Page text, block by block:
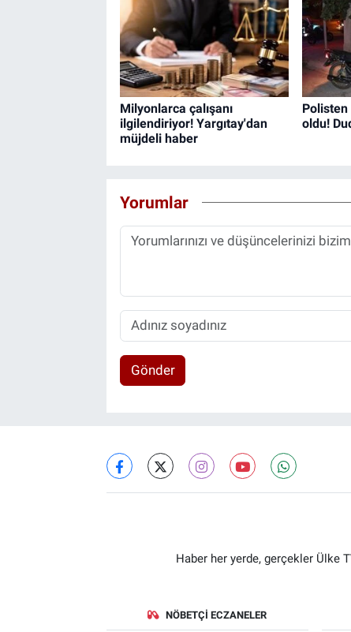
Milyonlarca çalışanı
ilgilendiriyor! Yargıtay'dan
müjdeli haber
Polisten
oldu!
Yorumlar
Gönder
Haber her yerde, gerçekler Ülke
NÖBETÇI ECZANELER